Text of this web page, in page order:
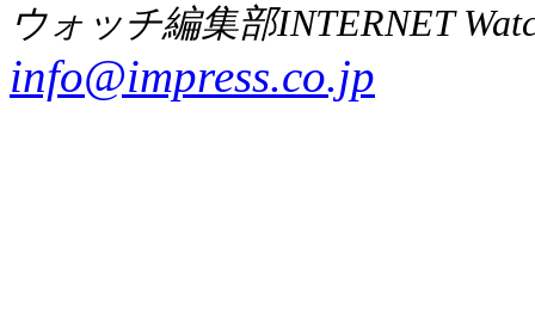
ウォッチ編集部INTERNET
info@impress.co.jp